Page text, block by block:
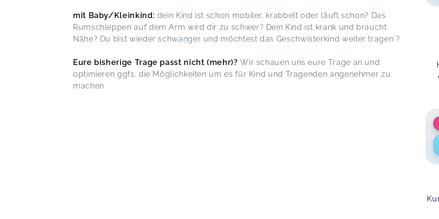
mit Baby/Kleinkind: dein Kind ist schon mobiler, krabbelt oder läuft schon? Das
Rumschleppen auf dem Arm wird dir zu schwer? Dein Kind ist krank und braucht
Nähe? Du bist wieder schwanger und möchtest das Geschwisterkind weiter tragen`?
Eure bisherige Trage passt nicht (mehr)?Wir schauen uns eure Trage an und
optimieren ggfs. die Möglichkeiten um es für Kind und Tragenden angenehmer zu
machen